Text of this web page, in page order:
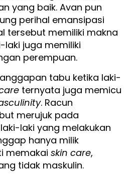
yang baik. Avan pun
perihal emansipasi
tersebut memiliki makna
juga memiliki
perempuan.
tabu ketika laki-
ternyata juga memicu
. Racun
merujuk pada
laki yang melakukan
hanya milik
memakai skin care,
tidak maskulin.